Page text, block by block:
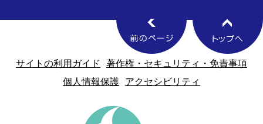
サイトの利用ガイド
著作権・セキュリティ・免責事項
個人情報保護
アクセシビリティ